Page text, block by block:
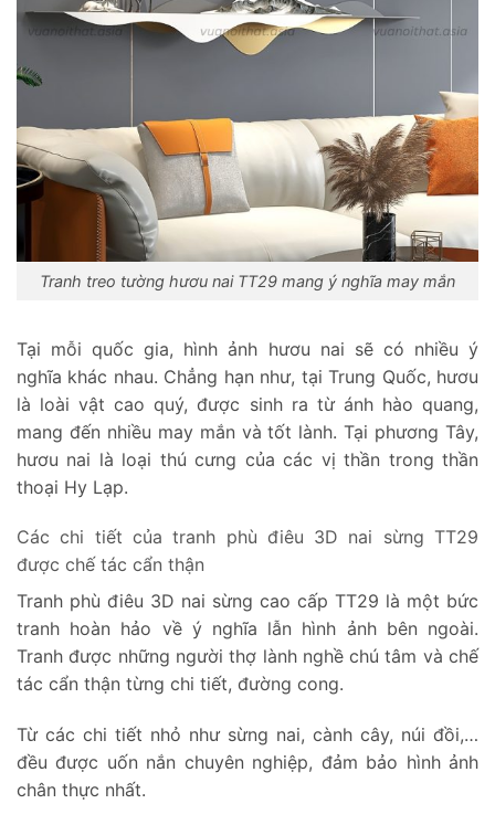
Tranh treo tường hươu nai TT29 mang ý nghĩa may mắn
Tại mỗi quốc gia, hình ảnh hươu nai sẽ có nhiều ý
nghĩa khác nhau. Chẳng hạn như, tại Trung Quốc, hươu
là loài vật cao quý, được sinh ra từ ánh hào quang,
mang đến nhiều may mắn và tốt lành. Tại phương Tây,
hươu nai là loại thú cưng của các vị thần trong thần
thoại Hy Lạp.
Các chi tiết của tranh phù điêu 3D nai sừng TT29
được chế tác cẩn thận
Tranh phù điêu 3D nai sừng cao cấp TT29 là một bức
tranh hoàn hảo về ý nghĩa lẫn hình ảnh bên ngoài.
Tranh được những người thợ lành nghề chú tâm và chế
tác cẩn thận từng chi tiết, đường cong.
Từ các chi tiết nhỏ như sừng nai, cành cây, núi đồi,…
đều được uốn nắn chuyên nghiệp, đảm bảo hình ảnh
chân thực nhất.